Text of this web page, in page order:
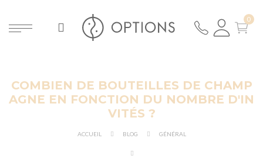
COMBIEN DE BOUTEILLES DE CHAMP
AGNE EN FONCTION DU NOMBRE D'IN
VITÉS ?
ACCUEIL BLOG GÉNÉRAL